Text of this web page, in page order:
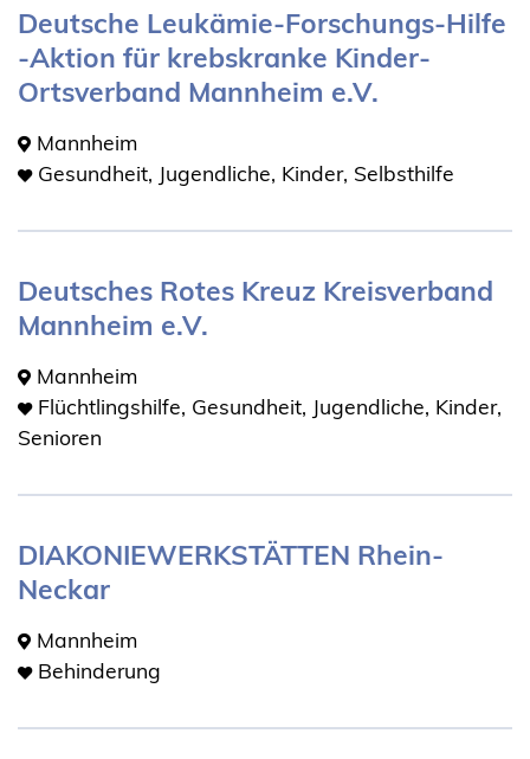
Deutsche Leukämie-Forschungs-Hilfe
-Aktion für krebskranke Kinder-
Ortsverband Mannheim e.V.
Mannheim
Gesundheit, Jugendliche, Kinder, Selbsthilfe
Deutsches Rotes Kreuz Kreisverband
Mannheim e.V.
Mannheim
Flüchtlingshilfe, Gesundheit, Jugendliche, Kinder,
Senioren
DIAKONIEWERKSTÄTTEN Rhein-
Neckar
Mannheim
Behinderung